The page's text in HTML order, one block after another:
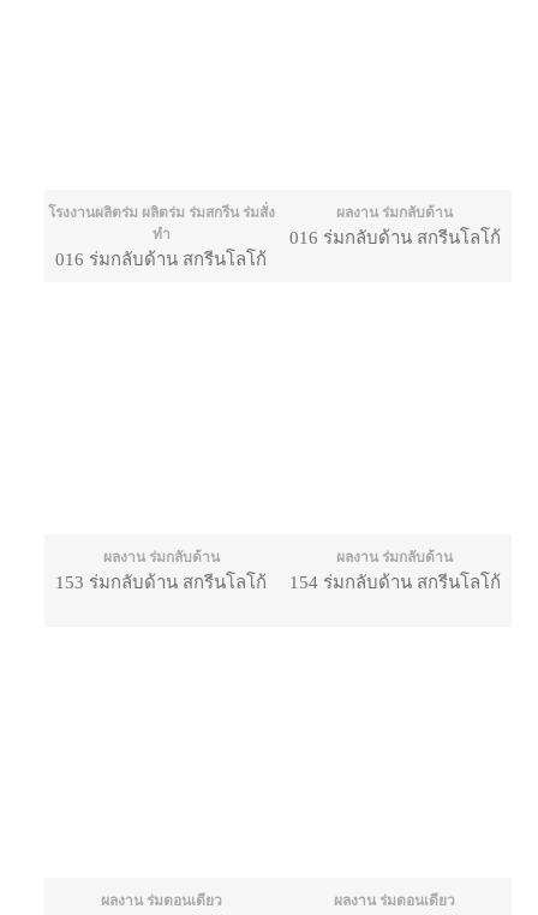
โรงงานผลิตร่ม ผลิตร่ม ร่มสกรีน ร่มสั่ง
ทำ
016 ร่มกลับด้าน สกรีนโลโก้
ผลงาน ร่มกลับด้าน
016 ร่มกลับด้าน สกรีนโลโก้
ผลงาน ร่มกลับด้าน
153 ร่มกลับด้าน สกรีนโลโก้
ผลงาน ร่มกลับด้าน
154 ร่มกลับด้าน สกรีนโลโก้
ผลงาน ร่มตอนเดียว ผลงาน ร่มตอนเดียว